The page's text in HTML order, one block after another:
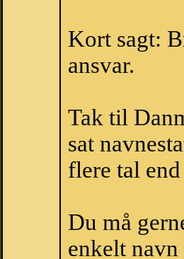
Kort sagt:
ansvar.
Tak til
sat
flere tal
Du må
enkelt